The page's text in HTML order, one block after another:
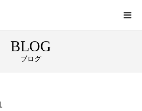
BLOG
ブログ